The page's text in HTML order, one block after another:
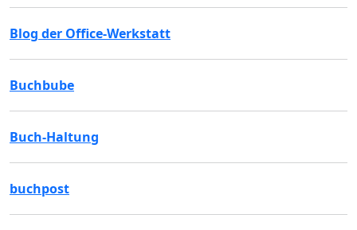
Blog der Office-Werkstatt
Buchbube
Buch-Haltung
buchpost